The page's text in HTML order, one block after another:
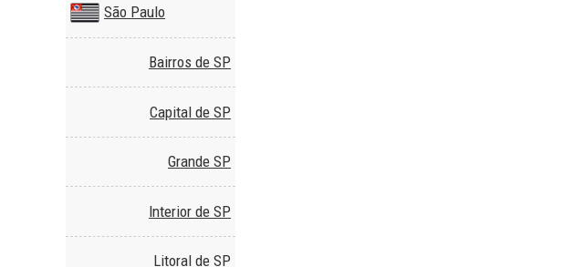
São Paulo
Bairros de SP
Capital de SP
Grande SP
Interior de SP
Litoral de SP